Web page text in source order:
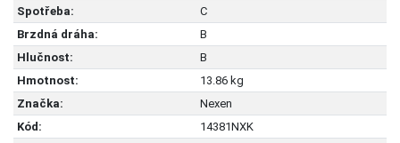
Spotřeba:
C
Brzdná dráha:
B
Hlučnost:
B
Hmotnost:
13.86 kg
Značka:
Nexen
Kód:
14381NXK